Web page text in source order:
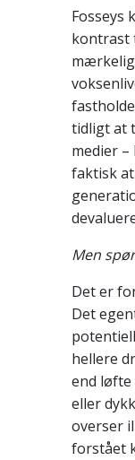
Fosseys
kontrast
mærkelig
tidligt at
medier
faktisk
Men
Det er
Det
hellere
end løfte
eller
overser
forstået